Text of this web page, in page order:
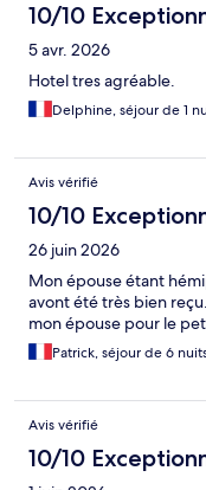
10/10
5 avr. 2026
Hotel tres agréable.
Delphine, séjour de 1
Avis vérifié
10/10
26 juin 2026
Mon épouse étant
avont été très bien
mon épouse pour le
Patrick, séjour de 6
Avis vérifié
10/10